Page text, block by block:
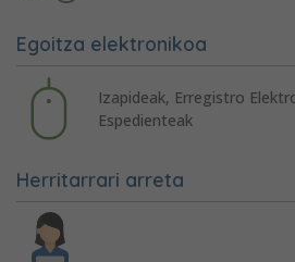
Egoitza elektronikoa
Izapideak, Erregistro
Espedienteak
Herritarrari arreta